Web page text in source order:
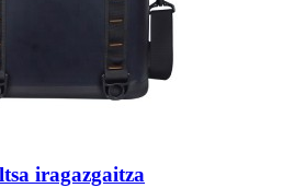
iragazgaitza